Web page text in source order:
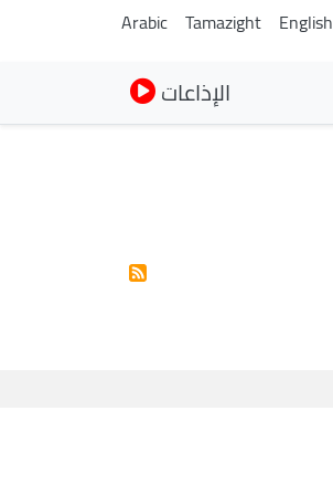
Arabic Tamazight English
الإذاعات